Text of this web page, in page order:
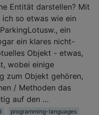
Entität darstellen? Mit
so etwas wie ein
ein
ein klares nicht-
Objekt - etwas,
wobei einige
zum Objekt gehören,
/ Methoden das
auf den …
programming-languages